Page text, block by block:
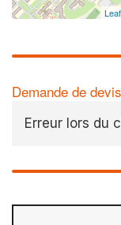
Demande de
Erreur lors du